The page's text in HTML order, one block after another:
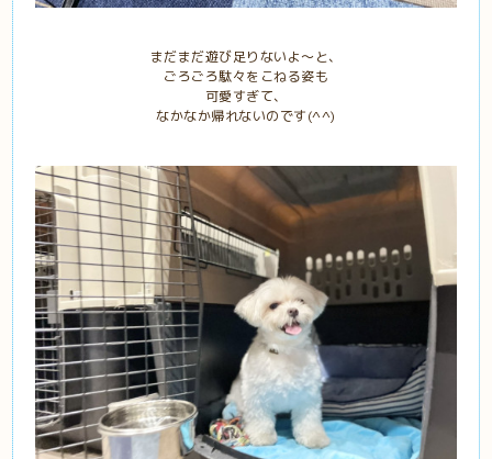
まだまだ遊び足りないよ〜と、
ごろごろ駄々をこねる姿も
可愛すぎて、
なかなか帰れないのです(^^)